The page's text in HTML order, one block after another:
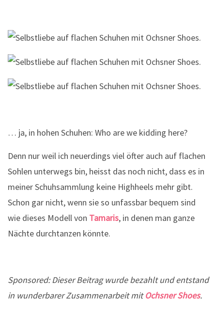
… ja, in hohen Schuhen: Who are we kidding here?
Denn nur weil ich neuerdings viel öfter auch auf flachen
Sohlen unterwegs bin, heisst das noch nicht, dass es in
meiner Schuhsammlung keine Highheels mehr gibt.
Schon gar nicht, wenn sie so unfassbar bequem sind
wie dieses Modell von Tamaris, in denen man ganze
Nächte durchtanzen könnte.
Sponsored: Dieser Beitrag wurde bezahlt und entstand
in wunderbarer Zusammenarbeit mitOchsner Shoes.